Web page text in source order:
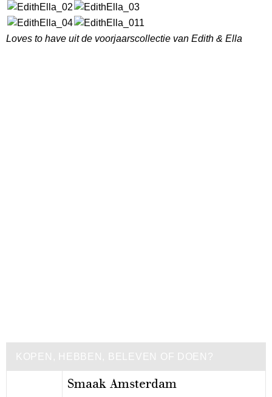
Loves to have uit de voorjaarscollectie van Edith & Ella
KOPEN, HEBBEN, BELEVEN OF DOEN?
Smaak Amsterdam